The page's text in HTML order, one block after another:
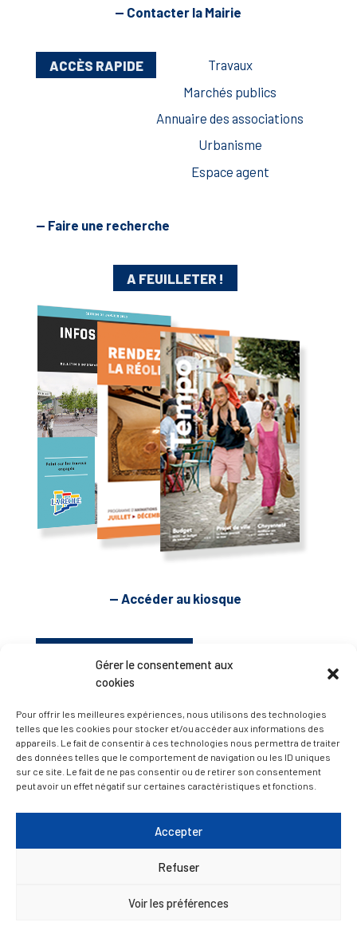
Gérer le consentement aux
cookies
Pour offrir les meilleures expériences, nous utilisons des technologies
telles que les cookies pour stocker et/ou accéder aux informations des
appareils. Le fait de consentir à ces technologies nous permettra de traiter
des données telles que le comportement de navigation ou les ID uniques
sur ce site. Le fait de ne pas consentir ou de retirer son consentement
peut avoir un effet négatif sur certaines caractéristiques et fonctions.
Accepter
Refuser
Voir les préférences
— Contacter la Mairie
ACCÈS RAPIDE
Travaux
Marchés publics
Annuaire des associations
Urbanisme
Espace agent
— Faire une recherche
A FEUILLETER !
— Accéder au kiosque